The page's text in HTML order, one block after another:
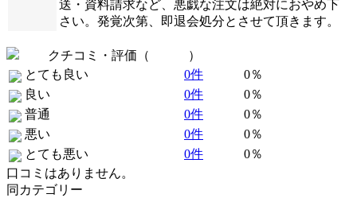
送・資料請求など、悪戯な注文は絶対におやめ下
さい。発覚次第、即退会処分とさせて頂きます。
クチコミ・評価（
）
とても良い
0件
0％
良い
0件
0％
普通
0件
0％
悪い
0件
0％
とても悪い
0件
0％
口コミはありません。
同カテゴリー